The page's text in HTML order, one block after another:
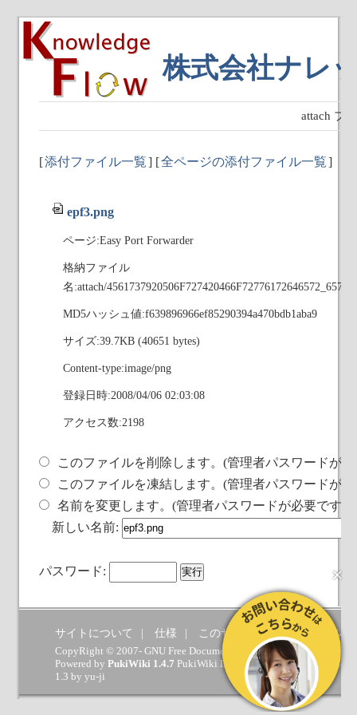
株式会社ナレ
attach プ
[添付ファイル一覧] [全ページの添付ファイル一覧]
epf3.png
ページ:Easy Port Forwarder
格納ファイル
名:attach/
MD5ハッシュ値:f639896966ef85290394a470bdb1aba9
サイズ:39.7KB (40651 bytes)
Content-type:image/png
登録日時:2008/04/06 02:03:08
アクセス数:2198
このファイルを削除します。(管理者パスワードが
このファイルを凍結します。(管理者パスワードが
名前を変更します。(管理者パスワードが必要です)
新しい名前:
パスワード:
サイトについて 仕様 このサイトへの要望 ヘルプ
CopyRight © 2007- GNU Free Documentation License.
Powered by PukiWiki 1.4.7 PukiWiki Developers Team( GPL )
1.3 by yu-ji
×